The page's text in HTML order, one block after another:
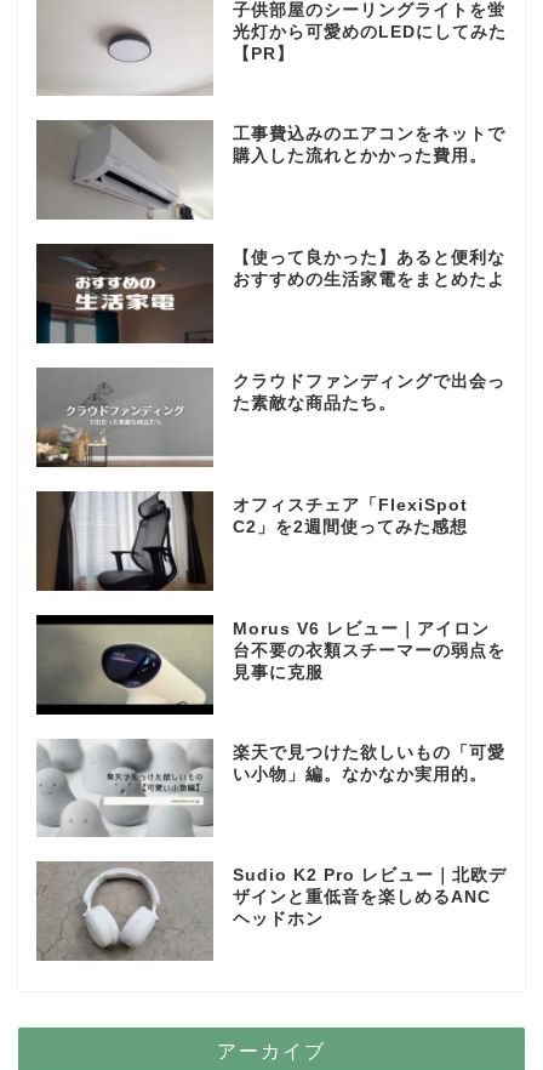
子供部屋のシーリングライトを蛍
光灯から可愛めのLEDにしてみた
【PR】
工事費込みのエアコンをネットで
購入した流れとかかった費用。
【使って良かった】あると便利な
おすすめの生活家電をまとめたよ
クラウドファンディングで出会っ
た素敵な商品たち。
オフィスチェア「FlexiSpot
C2」を2週間使ってみた感想
Morus V6 レビュー｜アイロン
台不要の衣類スチーマーの弱点を
見事に克服
楽天で見つけた欲しいもの「可愛
い小物」編。なかなか実用的。
Sudio K2 Pro レビュー｜北欧デ
ザインと重低音を楽しめるANC
ヘッドホン
アーカイブ